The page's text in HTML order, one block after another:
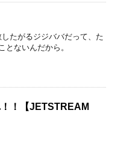
たがるジジババだって、た
とないんだから。
！【JETSTREAM